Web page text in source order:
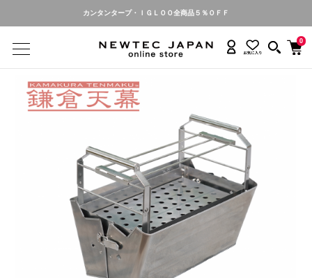
カンタンタープ名入れ・お申し込み受付中
0